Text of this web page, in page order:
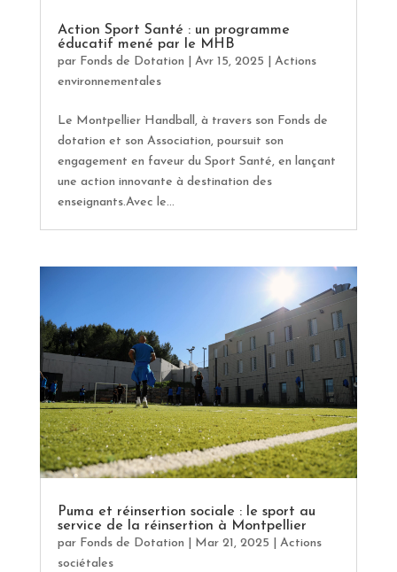
Action Sport Santé : un programme
éducatif mené par le MHB
par Fonds de Dotation Avr 15, 2025
Actions
environnementales
Le Montpellier Handball, à travers son Fonds de
dotation et son Association, poursuit son
engagement en faveur du Sport Santé, en lançant
une action innovante à destination des
enseignants.Avec le...
Puma et réinsertion sociale : le sport au
service de la réinsertion à Montpellier
par Fonds de Dotation Mar 21, 2025
Actions
sociétales